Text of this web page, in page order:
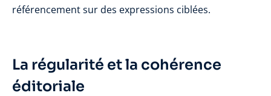
référencement sur des expressions ciblées.
La régularité et la cohérence
éditoriale